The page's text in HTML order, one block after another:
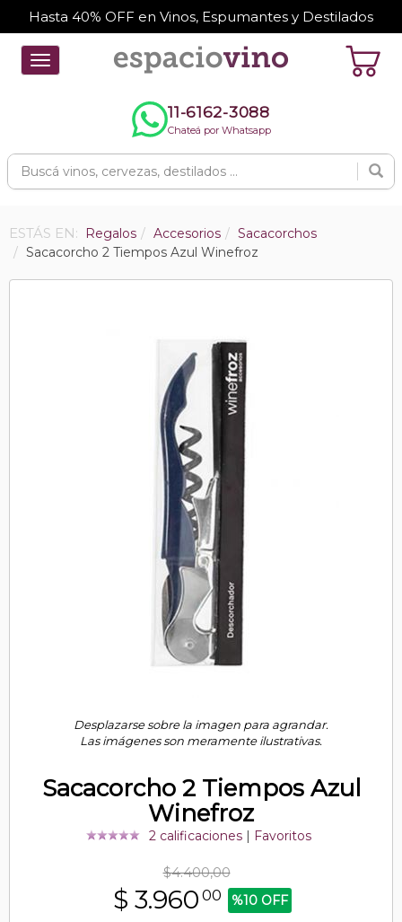
Hasta 40% OFF en Vinos, Espumantes y Destilados
Toggle
navigation
11-6162-3088
Chateá por Whatsapp
ESTÁS EN: Regalos Accesorios
Sacacorchos
Sacacorcho 2 Tiempos Azul Winefroz
Desplazarse sobre la imagen para agrandar.
Las imágenes son meramente ilustrativas.
Sacacorcho 2 Tiempos Azul
Winefroz
2 calificaciones| Favoritos
$4.400,00
$ 3.960 00 %10 OFF